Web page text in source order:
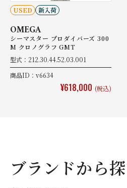
USED 新入荷
OMEGA
シーマスター プロダイバーズ 300
M クロノグラフ GMT
型式：212.30.44.52.03.001
商品ID：v6634
¥618,000 (税込)
ブランドから